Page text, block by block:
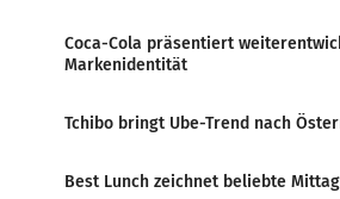
Coca-Cola präsentiert
Markenidentität
Tchibo bringt Ube-Trend nach
Best Lunch zeichnet beliebte